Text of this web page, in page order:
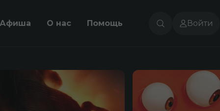
Афиша О нас Помощь Войти